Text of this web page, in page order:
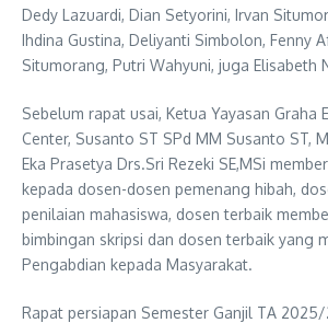
Dedy Lazuardi, Dian Setyorini, Irvan
Ihdina Gustina, Deliyanti Simbolon, Fenny
Situmorang, Putri Wahyuni, juga Elisabeth
Sebelum rapat usai, Ketua Yayasan Graha
Center, Susanto ST SPd MM Susanto ST,
Eka Prasetya Drs.Sri Rezeki SE,MSi
kepada dosen-dosen pemenang hibah,
penilaian mahasiswa, dosen terbaik
bimbingan skripsi dan dosen terbaik yang
Pengabdian kepada Masyarakat.
Rapat persiapan Semester Ganjil TA